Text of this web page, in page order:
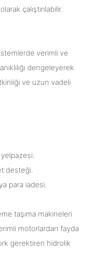
çalıştırılabilir.
verimli ve
dengeleyerek
ve uzun vadeli
desteği.
para iadesi.
taşıma makineleri
motorlardan fayda
gerektiren hidrolik